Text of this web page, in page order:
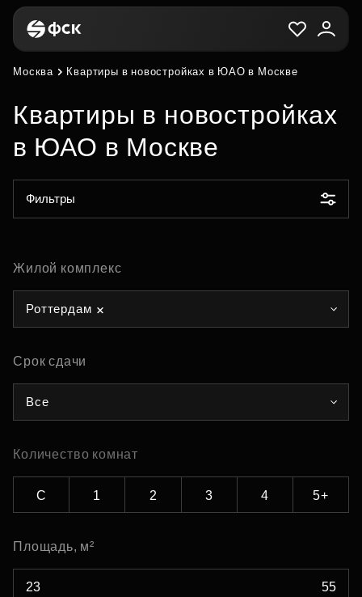
Москва Квартиры в новостройках в ЮАО в Москве
Квартиры в новостройках
в ЮАО в Москве
Фильтры
Жилой комплекс
Роттердам
Срок сдачи
Все
Количество комнат
С 1 2 3 4 5+
Площадь, м²